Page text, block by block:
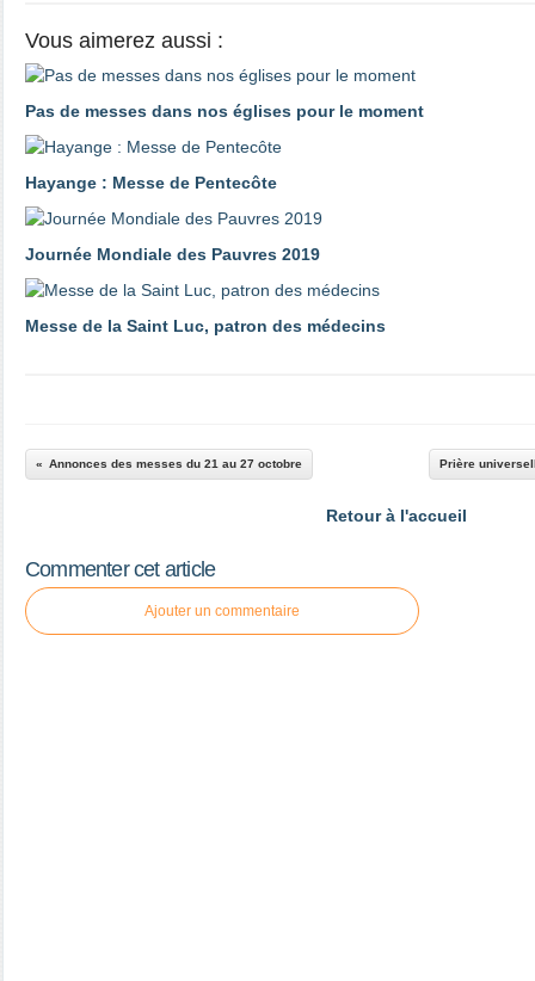
Vous aimerez aussi :
Pas de messes dans nos églises pour le moment
Hayange : Messe de Pentecôte
Journée Mondiale des Pauvres 2019
Messe de la Saint Luc, patron des médecins
Annonces des messes du 21 au 27 octobre Prière
Retour à l'accueil
Commenter cet article
Ajouter un commentaire